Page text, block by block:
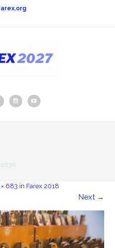
683 in Farex 2018
Next →